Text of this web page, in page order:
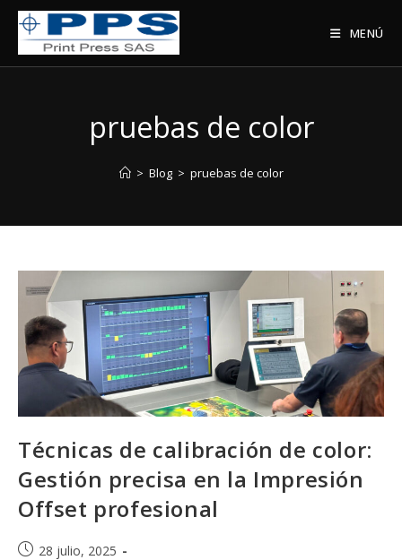
Saltar
contenido
MENÚ
pruebas de color
> Blog > pruebas de color
Técnicas de calibración de color:
Gestión precisa en la Impresión
Offset profesional
Publicación
28 julio, 2025